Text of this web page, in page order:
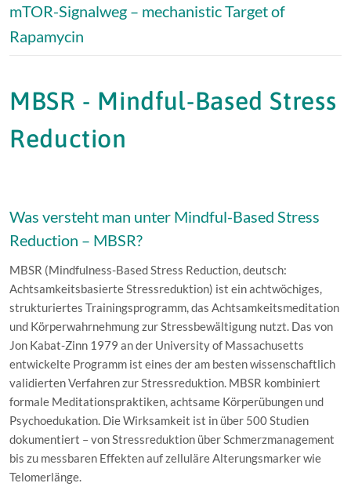
mTOR-Signalweg – mechanistic Target of
Rapamycin
MBSR - Mindful-Based Stress
Reduction
Was versteht man unter Mindful-Based Stress
Reduction – MBSR?
MBSR (Mindfulness-Based Stress Reduction, deutsch:
Achtsamkeitsbasierte Stressreduktion) ist ein achtwöchiges,
strukturiertes Trainingsprogramm, das Achtsamkeitsmeditation
und Körperwahrnehmung zur Stressbewältigung nutzt. Das von
Jon Kabat-Zinn 1979 an der University of Massachusetts
entwickelte Programm ist eines der am besten wissenschaftlich
validierten Verfahren zur Stressreduktion. MBSR kombiniert
formale Meditationspraktiken, achtsame Körperübungen und
Psychoedukation. Die Wirksamkeit ist in über 500 Studien
dokumentiert – von Stressreduktion über Schmerzmanagement
bis zu messbaren Effekten auf zelluläre Alterungsmarker wie
Telomerlänge.